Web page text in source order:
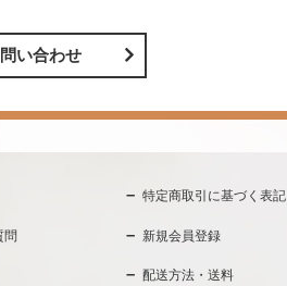
い合わせ
特定商取引に基づく表記
問 新規会員登録
配送方法・送料